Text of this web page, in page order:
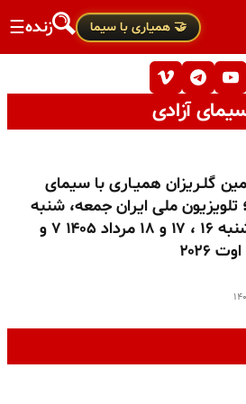
🤝 همیاری با سیما زنده☰
آزادی
گلـریزان همیـاری با سیمای
تلویزیون ملی ایران جمعه، شنبه
و یکشنبه ۱۶ ، ۱۷ و ۱۸ مرداد ۱۴۰۵ ۷ و